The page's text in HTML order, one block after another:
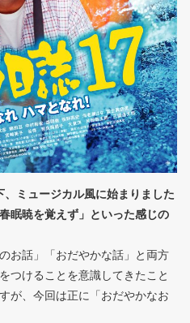
ミュージカル風に始まりました
眠暁を覚えず」といった感じの
お話」「おだやかな話」と両方
つけることを意識してきたこと
が、今回は正に「おだやかなお